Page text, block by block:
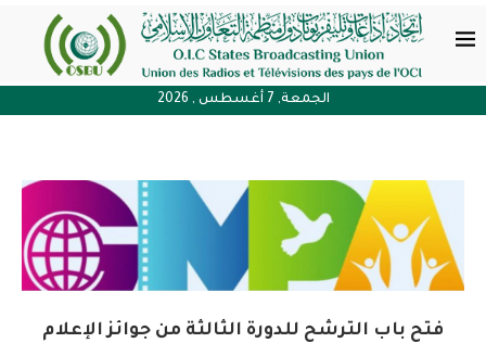
الجمعة, 7 أغسطس , 2026
فتح باب الترشح للدورة الثالثة من جوائز الإعلام